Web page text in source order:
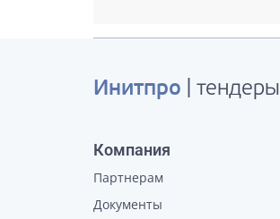
Инитпро | тендеры
Компания
Партнерам
Документы